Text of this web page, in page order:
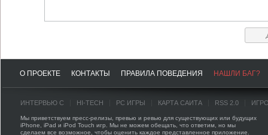
О ПРОЕКТЕ КОНТАКТЫ ПРАВИЛА ПОВЕДЕНИЯ НАШЛИ БАГ?
ИНТЕРВЬЮ С HI-TECH PC ИГРЫ КАРТА САЙТА RSS 2.0
Мы приветствуем пресс-релизы, превью и ревью для существующих или будущих
iPhone, iPad и iPod Touch игр. Мы не можем обещать, что ответим, но мы
сделаем все возможное, чтобы оценить каждое представленное приложение.